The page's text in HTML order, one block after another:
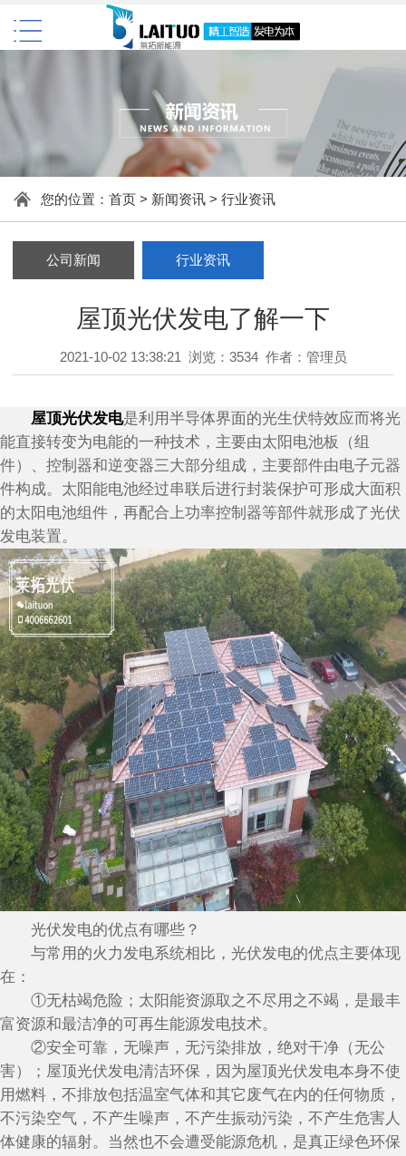
您的位置： 首页> 新闻资讯> 行业资讯
公司新闻 行业资讯
屋顶光伏发电了解一下
2021-10-02 13:38:21 浏览：3534 作者：管理员
屋顶光伏发电是利用半导体界面的光生伏特效应而将光
能直接转变为电能的一种技术，主要由太阳电池板（组
件）、控制器和逆变器三大部分组成，主要部件由电子元器
件构成。太阳能电池经过串联后进行封装保护可形成大面积
的太阳电池组件，再配合上功率控制器等部件就形成了光伏
发电装置。
光伏发电的优点有哪些？
与常用的火力发电系统相比，光伏发电的优点主要体现
在：
①无枯竭危险；太阳能资源取之不尽用之不竭，是最丰
富资源和最洁净的可再生能源发电技术。
②安全可靠，无噪声，无污染排放，绝对干净（无公
害）；屋顶光伏发电清洁环保，因为屋顶光伏发电本身不使
用燃料，不排放包括温室气体和其它废气在内的任何物质，
不污染空气，不产生噪声，不产生振动污染，不产生危害人
体健康的辐射。当然也不会遭受能源危机，是真正绿色环保